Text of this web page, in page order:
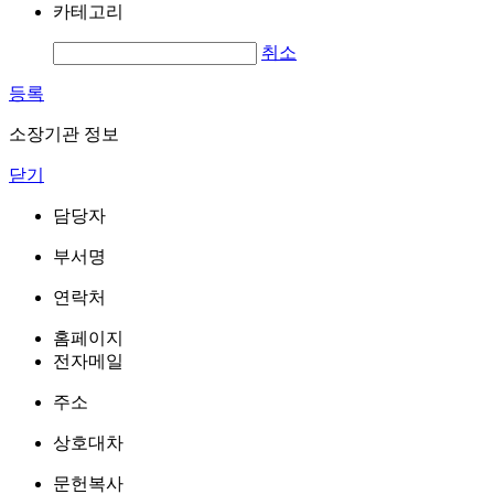
카테고리
취소
등록
소장기관 정보
닫기
담당자
부서명
연락처
홈페이지
전자메일
주소
상호대차
문헌복사